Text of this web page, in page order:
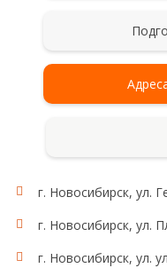
Состав комплекса:
общ., Т3 общ.,
холестерин, ЛПВП,
Ферритин,
г. Новосибирск, ул.
г. Новосибирск, ул.
г. Новосибирск, ул.